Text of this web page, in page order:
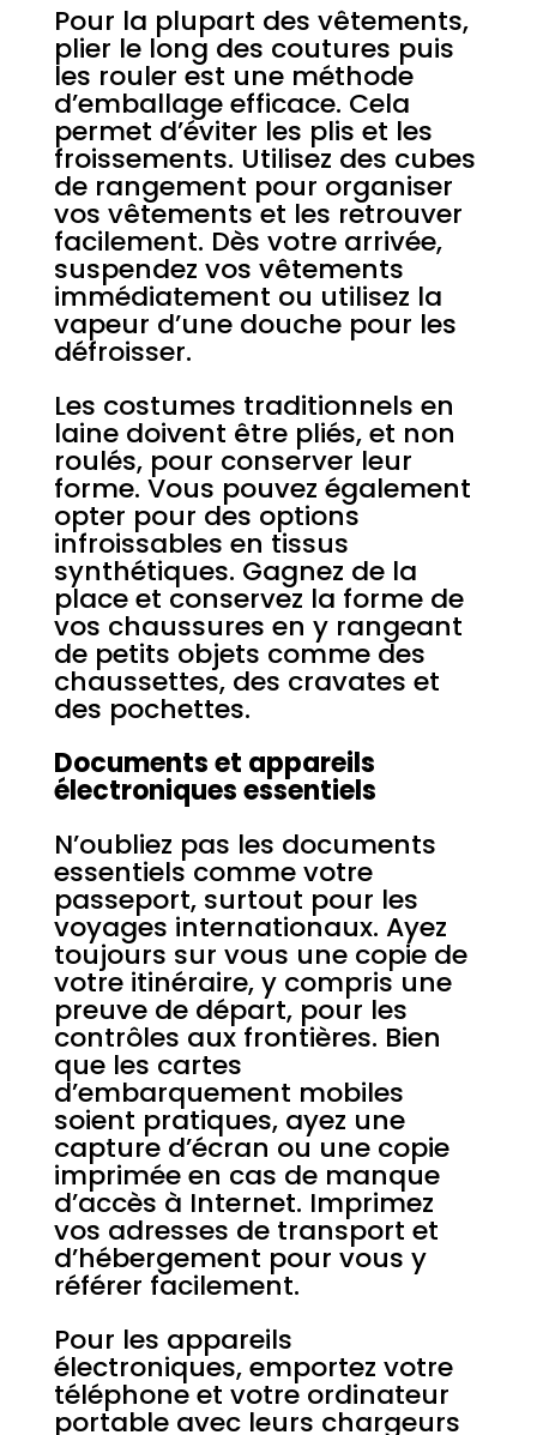
Pour la plupart des vêtements,
plier le long des coutures puis
les rouler est une méthode
d’emballage efficace. Cela
permet d’éviter les plis et les
froissements. Utilisez des cubes
de rangement pour organiser
vos vêtements et les retrouver
facilement. Dès votre arrivée,
suspendez vos vêtements
immédiatement ou utilisez la
vapeur d’une douche pour les
défroisser.
Les costumes traditionnels en
laine doivent être pliés, et non
roulés, pour conserver leur
forme. Vous pouvez également
opter pour des options
infroissables en tissus
synthétiques. Gagnez de la
place et conservez la forme de
vos chaussures en y rangeant
de petits objets comme des
chaussettes, des cravates et
des pochettes.
Documents et appareils
électroniques essentiels
N’oubliez pas les documents
essentiels comme votre
passeport, surtout pour les
voyages internationaux. Ayez
toujours sur vous une copie de
votre itinéraire, y compris une
preuve de départ, pour les
contrôles aux frontières. Bien
que les cartes
d’embarquement mobiles
soient pratiques, ayez une
capture d’écran ou une copie
imprimée en cas de manque
d’accès à Internet. Imprimez
vos adresses de transport et
d’hébergement pour vous y
référer facilement.
Pour les appareils
électroniques, emportez votre
téléphone et votre ordinateur
portable avec leurs chargeurs